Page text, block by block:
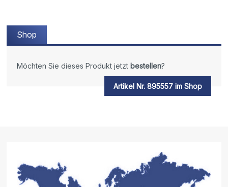
Shop
Möchten Sie dieses Produkt jetzt bestellen?
Artikel Nr. 895557 im Shop